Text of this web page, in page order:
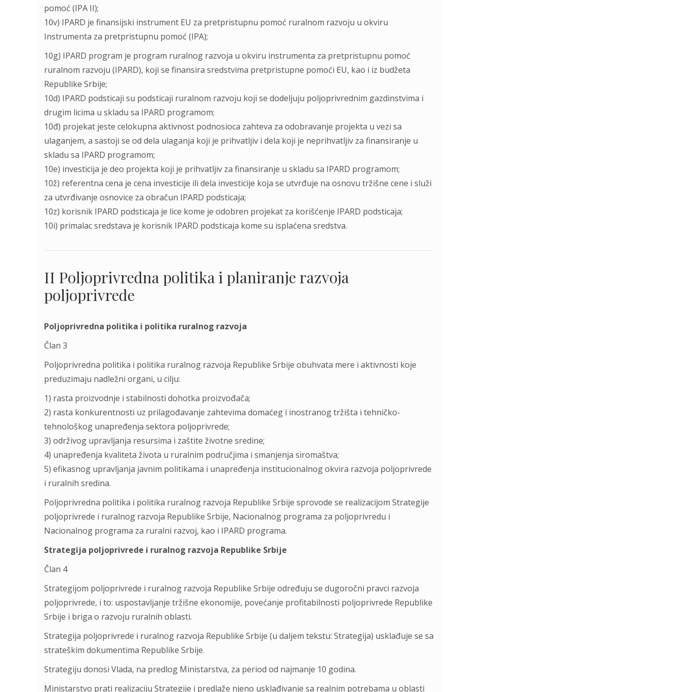
pomoć (IPA II);
10v) IPARD je finansijski instrument EU za pretpristupnu pomoć ruralnom razvoju u okviru
Instrumenta za pretpristupnu pomoć (IPA);
10g) IPARD program je program ruralnog razvoja u okviru instrumenta za pretpristupnu pomoć
ruralnom razvoju (IPARD), koji se finansira sredstvima pretpristupne pomoći EU, kao i iz budžeta
Republike Srbije;
10d) IPARD podsticaji su podsticaji ruralnom razvoju koji se dodeljuju poljoprivrednim gazdinstvima i
drugim licima u skladu sa IPARD programom;
10đ) projekat jeste celokupna aktivnost podnosioca zahteva za odobravanje projekta u vezi sa
ulaganjem, a sastoji se od dela ulaganja koji je prihvatljiv i dela koji je neprihvatljiv za finansiranje u
skladu sa IPARD programom;
10e) investicija je deo projekta koji je prihvatljiv za finansiranje u skladu sa IPARD programom;
10ž) referentna cena je cena investicije ili dela investicije koja se utvrđuje na osnovu tržišne cene i služi
za utvrđivanje osnovice za obračun IPARD podsticaja;
10z) korisnik IPARD podsticaja je lice kome je odobren projekat za korišćenje IPARD podsticaja;
10i) primalac sredstava je korisnik IPARD podsticaja kome su isplaćena sredstva.
II Poljoprivredna politika i planiranje razvoja
poljoprivrede
Poljoprivredna politika i politika ruralnog razvoja
Član 3
Poljoprivredna politika i politika ruralnog razvoja Republike Srbije obuhvata mere i aktivnosti koje
preduzimaju nadležni organi, u cilju:
1) rasta proizvodnje i stabilnosti dohotka proizvođača;
2) rasta konkurentnosti uz prilagođavanje zahtevima domaćeg i inostranog tržišta i tehničko-
tehnološkog unapređenja sektora poljoprivrede;
3) održivog upravljanja resursima i zaštite životne sredine;
4) unapređenja kvaliteta života u ruralnim područjima i smanjenja siromaštva;
5) efikasnog upravljanja javnim politikama i unapređenja institucionalnog okvira razvoja poljoprivrede
i ruralnih sredina.
Poljoprivredna politika i politika ruralnog razvoja Republike Srbije sprovode se realizacijom Strategije
poljoprivrede i ruralnog razvoja Republike Srbije, Nacionalnog programa za poljoprivredu i
Nacionalnog programa za ruralni razvoj, kao i IPARD programa.
Strategija poljoprivrede i ruralnog razvoja Republike Srbije
Član 4
Strategijom poljoprivrede i ruralnog razvoja Republike Srbije određuju se dugoročni pravci razvoja
poljoprivrede, i to: uspostavljanje tržišne ekonomije, povećanje profitabilnosti poljoprivrede Republike
Srbije i briga o razvoju ruralnih oblasti.
Strategija poljoprivrede i ruralnog razvoja Republike Srbije (u daljem tekstu: Strategija) usklađuje se sa
strateškim dokumentima Republike Srbije.
Strategiju donosi Vlada, na predlog Ministarstva, za period od najmanje 10 godina.
Ministarstvo prati realizaciju Strategije i predlaže njeno usklađivanje sa realnim potrebama u oblasti